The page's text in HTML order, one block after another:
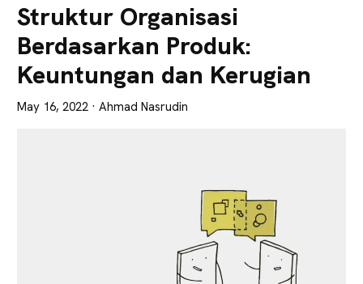
Tajam
Struktur Organisasi
Berdasarkan Produk:
Keuntungan dan Kerugian
May 16, 2022 · Ahmad Nasrudin